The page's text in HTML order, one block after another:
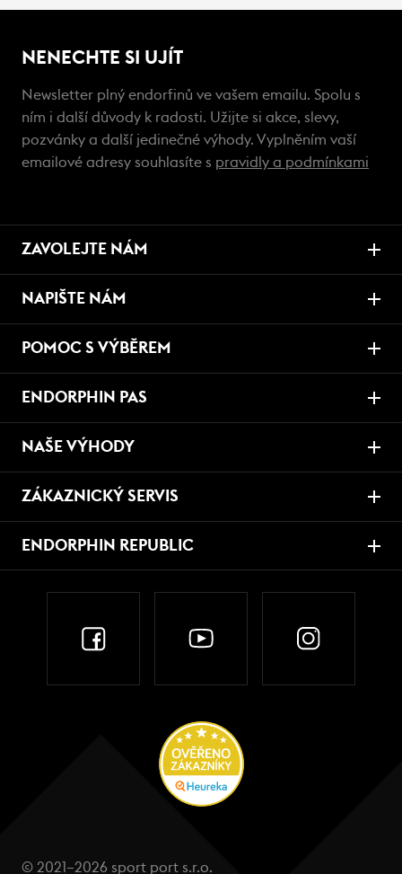
NENECHTE SI UJÍT
Newsletter plný endorfinů ve vašem emailu. Spolu s
ním i další důvody k radosti. Užijte si akce, slevy,
pozvánky a další jedinečné výhody. Vyplněním vaší
emailové adresy souhlasíte s pravidly a podmínkami
ZAVOLEJTE NÁM
NAPIŠTE NÁM
POMOC S VÝBĚREM
ENDORPHIN PAS
NAŠE VÝHODY
ZÁKAZNICKÝ SERVIS
ENDORPHIN REPUBLIC
© 2021–2026 sport port s.r.o.